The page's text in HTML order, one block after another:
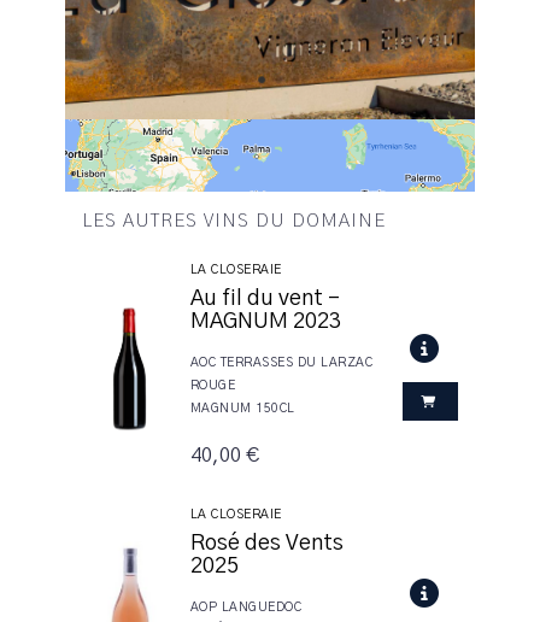
LES AUTRES VINS DU DOMAINE
LA CLOSERAIE
Au fil du vent -
MAGNUM 2023
AOC TERRASSES DU LARZAC
ROUGE
MAGNUM 150CL
40,00 €
LA CLOSERAIE
Rosé des Vents
2025
AOP LANGUEDOC